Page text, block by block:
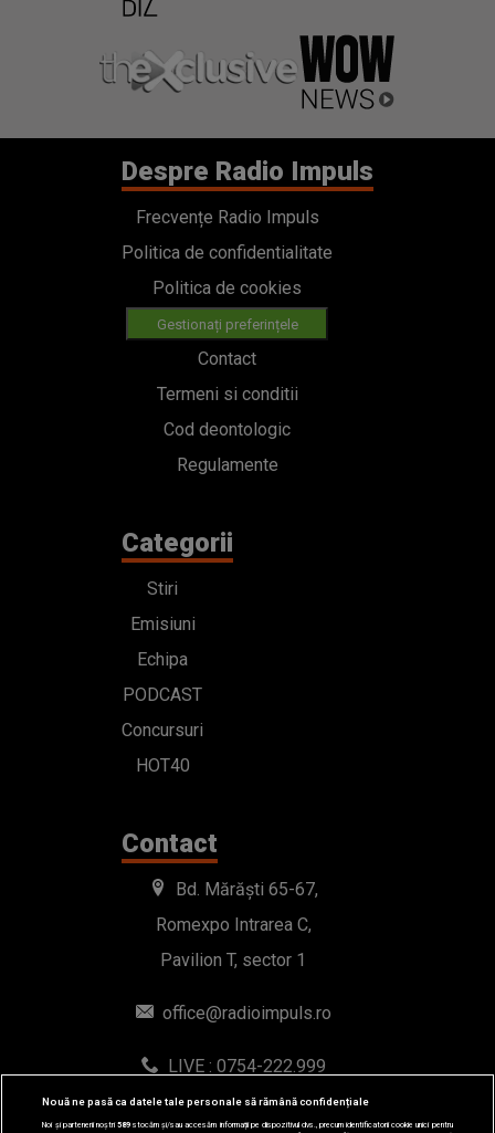
Despre Radio Impuls
Frecvențe Radio Impuls
Politica de confidentialitate
Politica de cookies
Gestionați preferințele
Contact
Termeni si conditii
Cod deontologic
Regulamente
Categorii
Stiri
Emisiuni
Echipa
PODCAST
Concursuri
HOT40
Contact
Bd. Mărăști 65-67,
Romexpo Intrarea C,
Pavilion T, sector 1
office@radioimpuls.ro
LIVE : 0754-222.999
WhatsApp: 0754-222.999
Nouă ne pasă ca datele tale personale să rămână confidențiale
Noi și partenerii noștri589stocăm și/sau accesăm informații pe dispozitivul dvs., precum identificatorii cookie unici pentru